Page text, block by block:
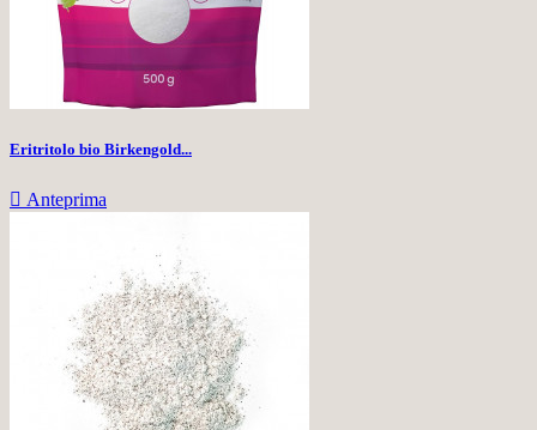
Eritritolo bio Birkengold...
 Anteprima